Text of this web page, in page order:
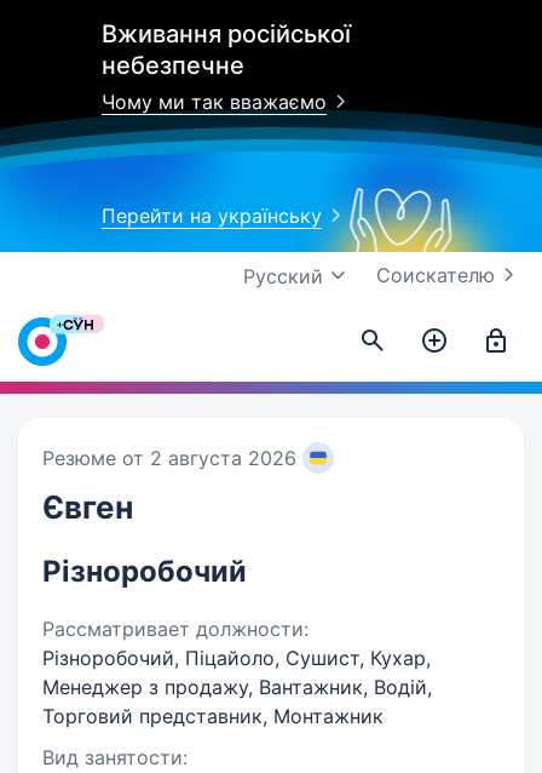
Вживання російської
небезпечне
Чому ми так вважаємо
Перейти на українську
Соискателю
Русский
Резюме от 2 августа 2026
Євген
Різноробочий
Рассматривает должности:
Різноробочий, Піцайоло, Сушист, Кухар,
Менеджер з продажу, Вантажник, Водій,
Торговий представник, Монтажник
Вид занятости: